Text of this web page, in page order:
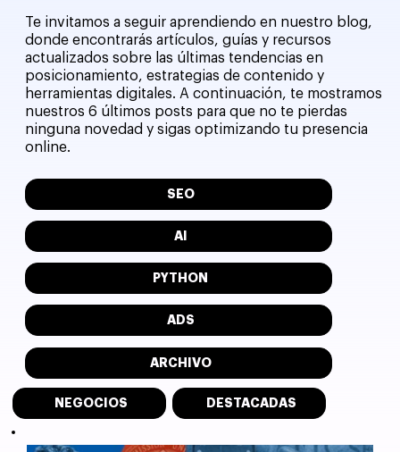
Te invitamos a seguir aprendiendo en nuestro blog,
donde encontrarás artículos, guías y recursos
actualizados sobre las últimas tendencias en
posicionamiento, estrategias de contenido y
herramientas digitales. A continuación, te mostramos
nuestros 6 últimos posts para que no te pierdas
ninguna novedad y sigas optimizando tu presencia
online.
SEO
AI
PYTHON
ADS
ARCHIVO
NEGOCIOS DESTACADAS